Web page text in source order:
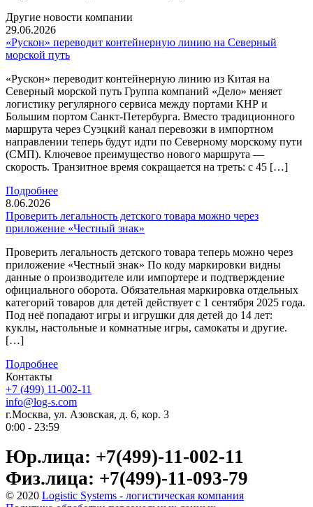
Другие новости компании
29.06.2026
«Рускон» переводит контейнерную линию на Северный
морской путь
«Рускон» переводит контейнерную линию из Китая на
Северный морской путь Группа компаний «Дело» меняет
логистику регулярного сервиса между портами КНР и
Большим портом Санкт-Петербурга. Вместо традиционного
маршрута через Суэцкий канал перевозки в импортном
направлении теперь будут идти по Северному морскому пути
(СМП). Ключевое преимущество нового маршрута —
скорость. Транзитное время сокращается на треть: с 45 […]
Подробнее
8.06.2026
Проверить легальность детского товара можно через
приложение «Честный знак»
Проверить легальность детского товара теперь можно через
приложение «Честный знак» По коду маркировки видны
данные о производителе или импортере и подтверждение
официального оборота. Обязательная маркировка отдельных
категорий товаров для детей действует с 1 сентября 2025 года.
Под неё попадают игры и игрушки для детей до 14 лет:
куклы, настольные и комнатные игры, самокаты и другие.
[…]
Подробнее
Контакты
+7 (499) 11-002-11
info@log-s.com
г.Москва, ул. Азовская, д. 6, кор. 3
0:00 - 23:59
Юр.лица: +7(499)-11-002-11
Физ.лица: +7(499)-11-093-79
© 2020 Logistic Systems - логистическая компания